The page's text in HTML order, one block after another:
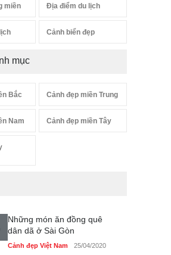
miền Địa điểm du lịch
Cảnh biển đẹp
mục
Bắc Cảnh đẹp miền Trung
Nam Cảnh đẹp miền Tây
Những món ăn đồng quê
dân dã ở Sài Gòn
Cảnh đẹp Việt Nam 25/04/2020